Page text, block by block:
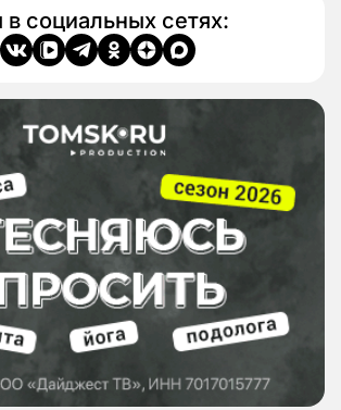
социальных сетях: